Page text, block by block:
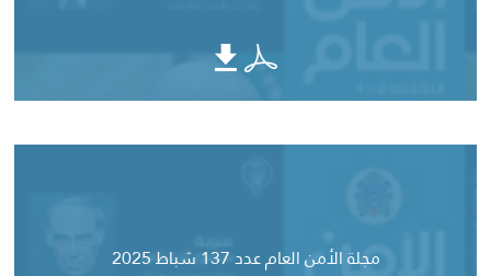
مجلة الأمن العام عدد 137 شباط 2025